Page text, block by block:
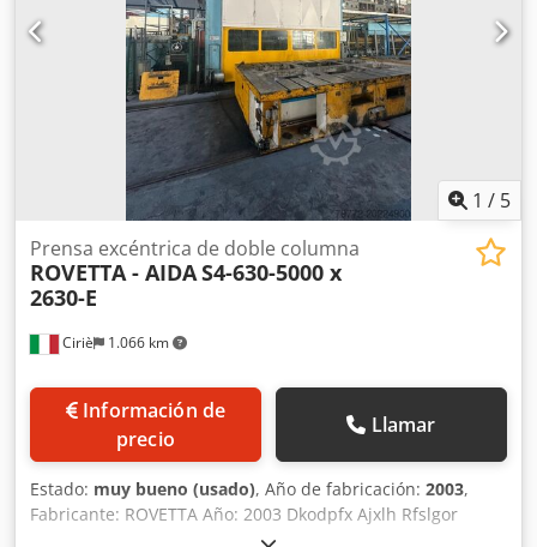
3.400 x 1.900 mm Potencia del motor principal: 319 kW
Cojín sujetachapas (fuerza total): 150 toneladas Carrera del
cojín sujetachapas: 250 mm Área de trabajo del cojín
sujetachapas: 2.000 x 1.200 mm Golpes por minuto: 8-24
1 / 5
Ciriè 1.066 km
Prensa excéntrica de doble columna
ROVETTA - AIDAS4-630-5000 x
2630-E
Información de
precio
Llamar
Estado: muy bueno (usado), Año de fabricación: 2003,
Fabricante: ROVETTA Año: 2003 Dkodpfx Ajxlh Rfslgor
Estado: Usado Número de stock: 0385 Fuerza de prensado: